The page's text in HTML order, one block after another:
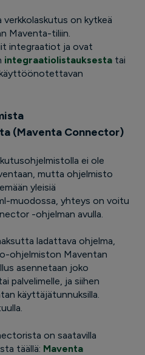
verkkolaskutus on kytkeä
Maventa-tiliin.
integraatiot ja ovat
integraatiolistauksesta tai
(Maventa Connector)
ei ole
mutta ohjelmisto
yleisiä
muodossa, yhteys on voitu
-ohjelman avulla.
ladattava ohjelma,
ohjelmiston Maventan
asennetaan joko
palvelimelle, ja siihen
käyttäjätunnuksilla.
on saatavilla
täällä: Maventa